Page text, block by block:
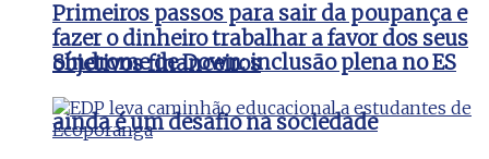
Síndrome de Down: inclusão plena no ES
ainda é um desafio na sociedade
Primeiros passos para sair da poupança e
fazer o dinheiro trabalhar a favor dos seus
objetivos financeiros